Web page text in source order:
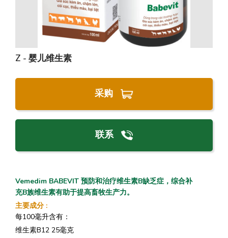
Z - 婴儿维生素
采购
联系
Vemedim BABEVIT 预防和治疗维生素B缺乏症，综合补
充B族维生素有助于提高畜牧生产力。
主要成分 :
每100毫升含有：
维生素B12 25毫克